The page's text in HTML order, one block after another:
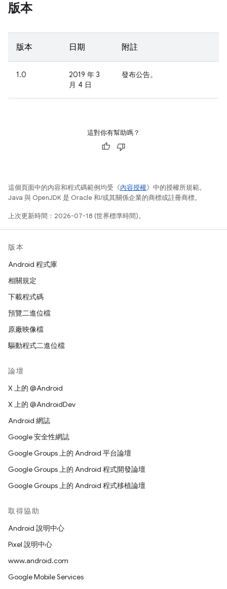
版本
版本 日期 附註
1.0
2019 年 3
月 4 日
發布公告。
這對你有幫助嗎？
這個頁面中的內容和程式碼範例均受《內容授權》中的授權所規範。
Java 與 OpenJDK 是 Oracle 和/或其關係企業的商標或註冊商標。
上次更新時間：2026-07-18 (世界標準時間)。
版本
Android 程式庫
相關規定
下載程式碼
預覽二進位檔
原廠映像檔
驅動程式二進位檔
論壇
X 上的 @Android
X 上的 @AndroidDev
Android 網誌
Google 安全性網誌
Google Groups 上的 Android 平台論壇
Google Groups 上的 Android 程式開發論壇
Google Groups 上的 Android 程式移植論壇
取得協助
Android 說明中心
Pixel 說明中心
www.android.com
Google Mobile Services